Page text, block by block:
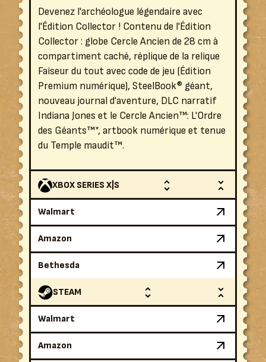
Devenez l'archéologue légendaire avec
l'Édition Collector ! Contenu de l'Édition
Collector : globe Cercle Ancien de 28 cm à
compartiment caché, réplique de la relique
Faiseur du tout avec code de jeu (Édition
Premium numérique), SteelBook® géant,
nouveau journal d'aventure, DLC narratif
Indiana Jones et le Cercle Ancien™: L'Ordre
des Géants™*, artbook numérique et tenue
du Temple maudit™.
XBOX SERIES X|S
Walmart
Amazon
Bethesda
STEAM
Walmart
Amazon